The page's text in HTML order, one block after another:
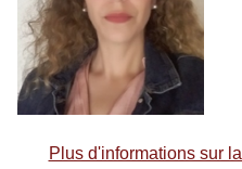
Plus d'informations sur